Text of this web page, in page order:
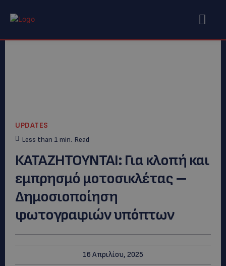
UPDATES
Less than 1 min. Read
ΚΑΤΑΖΗΤΟΥΝΤΑΙ: Για κλοπή και
εμπρησμό μοτοσικλέτας –
Δημοσιοποίηση
φωτογραφιών υπόπτων
16 Απριλίου, 2025